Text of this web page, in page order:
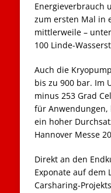
Energieverbrauch
zum ersten Mal in
mittlerweile –
100 Linde-
Auch die
bis zu 900 bar. Im
minus 253 Grad
für
ein hoher
Hannover Messe
Direkt an den
Exponate auf dem
Carsharing-